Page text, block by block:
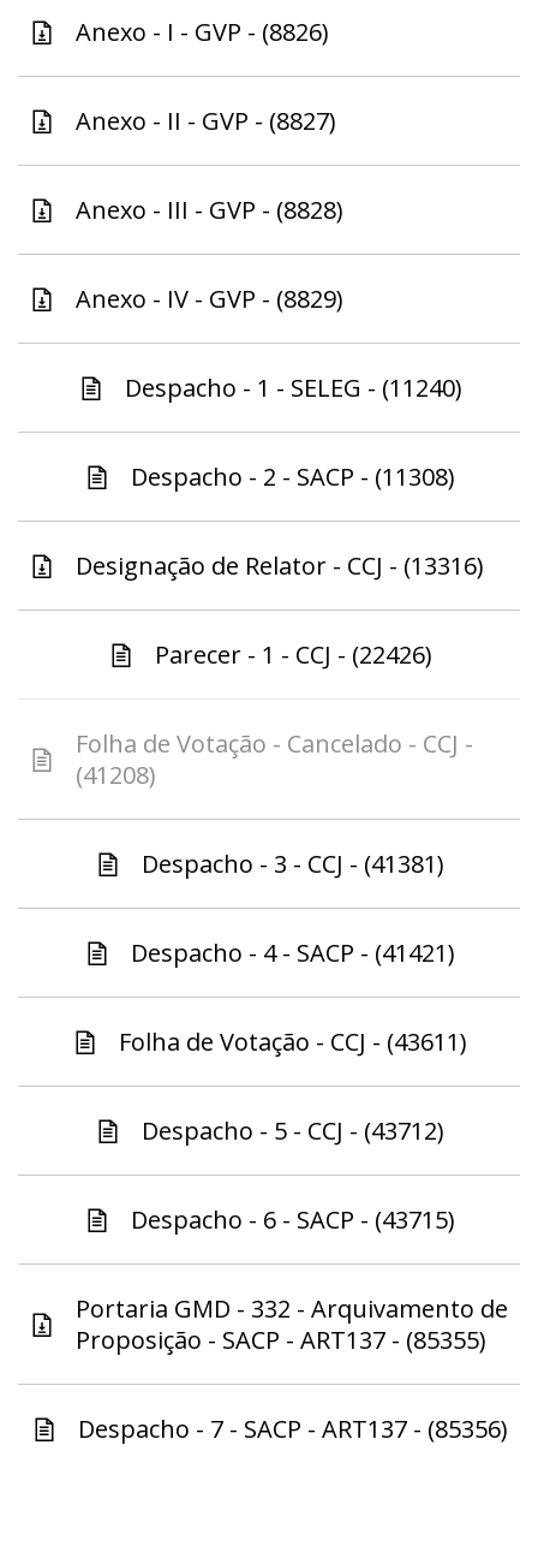
Anexo - I - GVP - (8826)
Anexo - II - GVP - (8827)
Anexo - III - GVP - (8828)
Anexo - IV - GVP - (8829)
Despacho - 1 - SELEG - (11240)
Despacho - 2 - SACP - (11308)
Designação de Relator - CCJ - (13316)
Parecer - 1 - CCJ - (22426)
Folha de Votação - Cancelado - CCJ -
(41208)
Despacho - 3 - CCJ - (41381)
Despacho - 4 - SACP - (41421)
Folha de Votação - CCJ - (43611)
Despacho - 5 - CCJ - (43712)
Despacho - 6 - SACP - (43715)
Portaria GMD - 332 - Arquivamento de
Proposição - SACP - ART137 - (85355)
Despacho - 7 - SACP - ART137 - (85356)